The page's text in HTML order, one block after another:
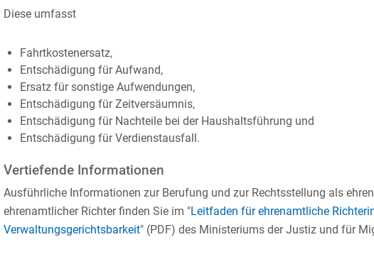
Diese umfasst
Fahrtkostenersatz,
Entschädigung für Aufwand,
Ersatz für sonstige Aufwendungen,
Entschädigung für Zeitversäumnis,
Entschädigung für Nachteile bei der Haushaltsführung und
Entschädigung für Verdienstausfall.
Vertiefende Informationen
Ausführliche Informationen zur Berufung und zur Rechtsstellung als
ehrenamtlicher Richter finden Sie im "Leitfaden für ehrenamtliche
Verwaltungsgerichtsbarkeit" (PDF) des Ministeriums der Justiz und für